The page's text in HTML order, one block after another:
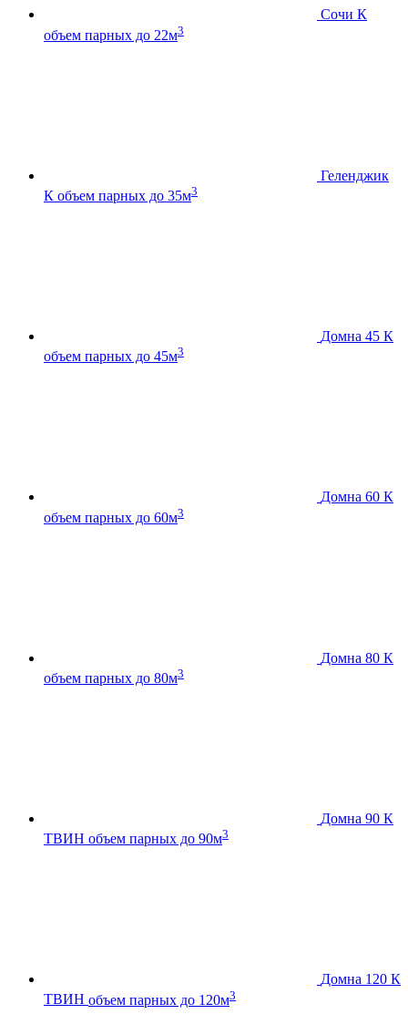
Сочи К
объем парных до 22м3
Геленджик
К объем парных до 35м3
Домна 45 К
объем парных до 45м3
Домна 60 К
объем парных до 60м3
Домна 80 К
объем парных до 80м3
Домна 90 К
ТВИН объем парных до 90м3
Домна 120 К
ТВИН объем парных до 120м3